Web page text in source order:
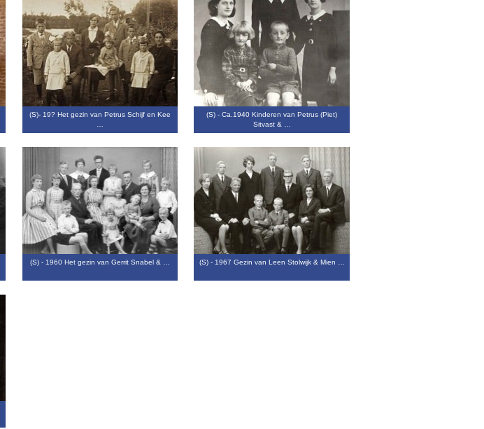
(S)- 19? Het gezin van Petrus Schijf en Kee
(S) - Ca.1940 Kinderen van Petrus (Piet)
Sitvast & …
(S) - 1960 Het gezin van Gerrit Snabel & … (S) - 1967 Gezin van Leen Stolwijk & Mien …